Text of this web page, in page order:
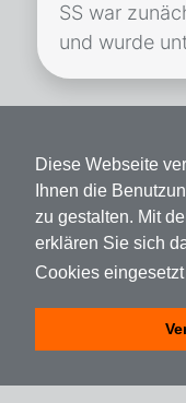
Diese Webseite
Ihnen die
zu gestalten. Mit
erklären Sie sich
Cookies
SS war
und wurde